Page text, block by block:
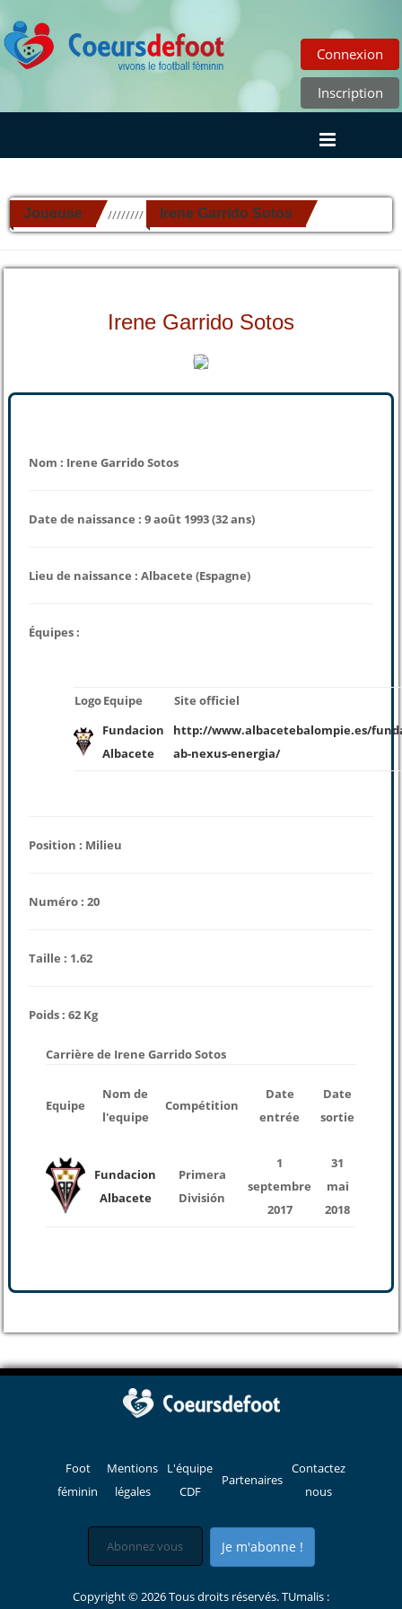
Connexion
Inscription
Joueuse ////////// Irene Garrido Sotos
Irene Garrido Sotos
Nom : Irene Garrido Sotos
Date de naissance : 9 août 1993 (32 ans)
Lieu de naissance : Albacete (Espagne)
Équipes :
LogoEquipe
Site officiel
Fundacion
Albacete
http://www.albacetebalompie.es/
ab-nexus-energia/
Position : Milieu
Numéro : 20
Taille : 1.62
Poids : 62 Kg
Carrière de Irene Garrido Sotos
Equipe
Nom de
l'equipe
Compétition
Date
entrée
Date
sortie
Fundacion
Albacete
Primera
División
1
septembre
2017
31
mai
2018
Foot
féminin
Mentions
légales
L'équipe
CDF
Partenaires
Contactez
nous
Je m'abonne !
Copyright © 2026 Tous droits réservés. TUmalis :